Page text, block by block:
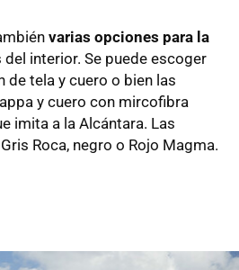
varias opciones para la
interior. Se puede escoger
de tela y cuero o bien las
y cuero con mircofibra
imita a la Alcántara. Las
Roca, negro o Rojo Magma.